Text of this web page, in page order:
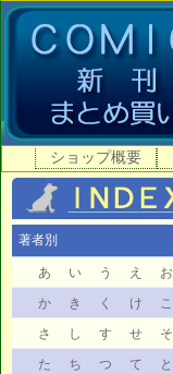
ショップ概要
著者別
あ い う え
お
か
き く け
こ
さ
し す せ
そ
た
ち つ て
と